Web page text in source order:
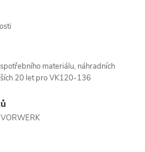
materiálu, náhradních
20 let pro VK120-136